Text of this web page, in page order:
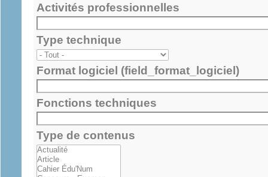
Activités professionnelles
Type technique
Format logiciel (field_format_logiciel)
Fonctions techniques
Type de contenus